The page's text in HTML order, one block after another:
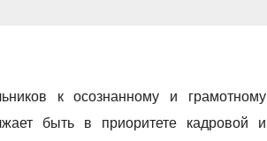
к осознанному и грамотному
быть в приоритете кадровой и